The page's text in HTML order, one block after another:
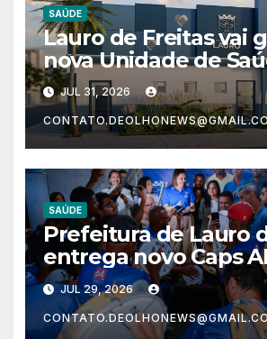
SAÚDE
Lauro de Freitas vai
nova Unidade de
Família do Centro
quinta-feira (30)
JUL 31, 2026
SAÚDE
Prefeitura de Lauro
entrega novo Caps
garante mais
acolhimento para a
população
JUL 29, 2026